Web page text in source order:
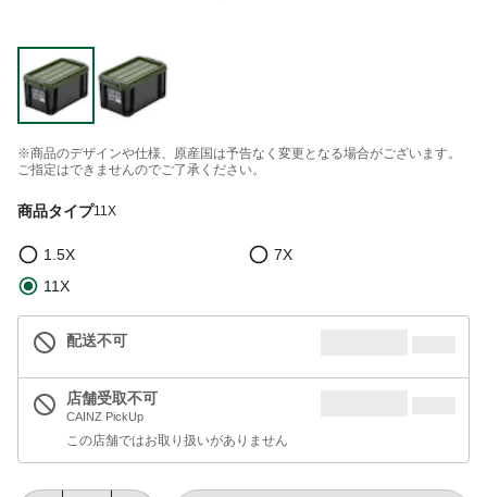
※商品のデザインや仕様、原産国は予告なく変更となる場合がございます。
ご指定はできませんのでご了承ください。
商品タイプ11X
1.5X
7X
11X
配送不可
店舗受取不可
CAINZ PickUp
この店舗ではお取り扱いがありません